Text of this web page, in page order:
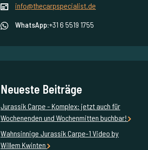
info@thecarpspecialist.de
WhatsApp:+31 6 5519 1755
Neueste Beiträge
Jurassik Carpe - Komplex: jetzt auch für
Wochenenden und Wochenmitten buchbar!
Wahnsinnige Jurassik Carpe-1 Video by
Willem Kwinten